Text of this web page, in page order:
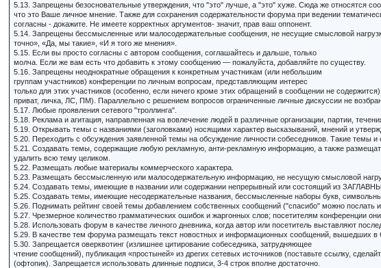
5.13. Запрещены безосновательные утверждения, что "это" лучше, а "это" хуже. Сюда же относятся
что это Ваше личное мнение. Также для сохранения содержательности форума при ведении
согласны - докажите. Не имеете корректных аргументов- значит, прав ваш оппонент.
5.14. Запрещены бессмысленные или малосодержательные сообщения, не несущие смысловой
точно», «Да, мы такие», «И я того же мнения».
5.15. Если вы просто согласны с автором сообщения, соглашайтесь и дальше, только
молча. Если же вам есть что добавить к этому сообщению — пожалуйста, добавляйте по существу.
5.16. Запрещены неоднократные обращения к конкретным участникам (или небольшим
группам участников) конференции по личным вопросам, представляющим интерес
только для этих участников (особенно, если ничего кроме этих обращений в сообщении не
приват, личка, ЛС, ПМ). Параллельно с решением вопросов ограниченные личные дискуссии не
5.17. Любые проявления сетевого "троллинга".
5.18. Реклама и агитация, направленная на вовлечение людей в различные организации, партии,
5.19. Открывать темы с названиями (заголовками) носящими характер высказываний, мнений и
5.20. Переходить с обсуждения заявленной темы на обсуждение личности собеседников. Такие темы
5.21. Создавать темы, содержащие любую рекламную, анти-рекламную информацию, а также
удалить всю тему целиком.
5.22. Размещать любые материалы коммерческого характера.
5.23. Размещать бессмысленную или малосодеpжательнyю информацию, не несущую смысловой
5.24. Создавать темы, имеющие в названии или содержании непрерывный или состоящий из
5.25. Создавать темы, имеющие несодержательные названия, бессмысленные наборы букв,
5.26. Поднимать рейтинг своей темы добавлением собственных сообщений ("спасибо" можно
5.27. Чpезмеpное количество грамматических ошибок и жаргонных слов; посетителям конференции
5.28. Использовать форум в качестве личного дневника, когда автор или посетитель выставляют
5.29. В качестве тем форума размещать текст новостных и информационных сообщений, вышедших в
5.30. Запрещается оверквотинг (излишнее цитирование собеседника, затрудняющее
чтение сообщений), публикация «простыней» из дрегих сетевых источников (поставьте ссылку,
(офтопик). Запрещается использовать длинные подписи, 3-4 строк вполне достаточно.